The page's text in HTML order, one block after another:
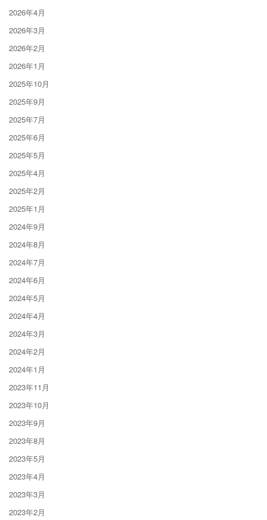
2026年4月
2026年3月
2026年2月
2026年1月
2025年10月
2025年9月
2025年7月
2025年6月
2025年5月
2025年4月
2025年2月
2025年1月
2024年9月
2024年8月
2024年7月
2024年6月
2024年5月
2024年4月
2024年3月
2024年2月
2024年1月
2023年11月
2023年10月
2023年9月
2023年8月
2023年5月
2023年4月
2023年3月
2023年2月